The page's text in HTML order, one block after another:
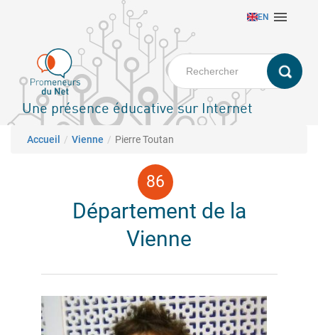
principal
EN 
Une présence éducative sur Internet
Fil d'Ariane
Accueil Vienne Pierre Toutan
Département de la
Vienne